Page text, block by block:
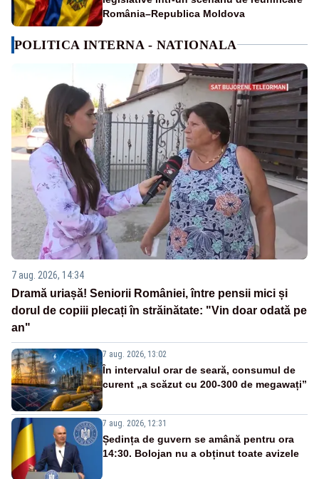
România–Republica Moldova
POLITICA INTERNA - NATIONALA
7 aug. 2026, 14:34
Dramă uriașă! Seniorii României, între pensii mici și
dorul de copiii plecați în străinătate: "Vin doar odată pe
an"
7 aug. 2026, 13:02
În intervalul orar de seară, consumul de
curent „a scăzut cu 200-300 de megawați”
7 aug. 2026, 12:31
Ședința de guvern se amână pentru ora
14:30. Bolojan nu a obținut toate avizele